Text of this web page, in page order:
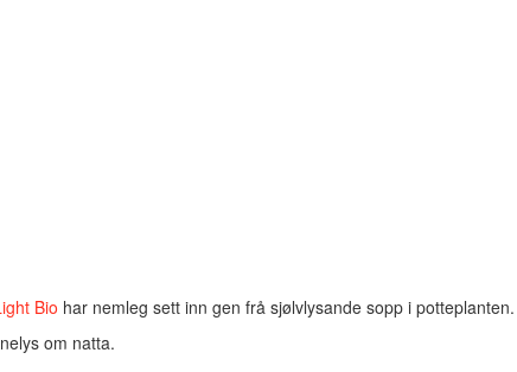
Bio har nemleg sett inn gen frå sjølvlysande sopp i potteplanten.
om natta.